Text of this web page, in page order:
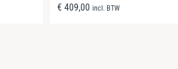
€ 409,00 incl. BTW